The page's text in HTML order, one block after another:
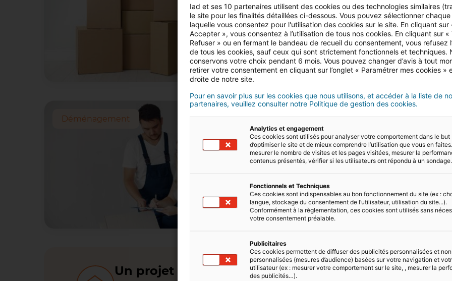
Le soin apporté à la confection et au
partie la facilité de votre déménagement.
Comment répartir les poids de façon
18/08/2021 4 minute(s) de lecture
Déménagement Combien de temps pour
81 % des déménagements sont vécus dans
l’expérience plus sereine, la préparation et
Mais combien de temps pour préparer un
14/06/2021 4 minute(s) de lecture
Un projet d'achat ?
Iad et ses 10 partenaires utilisent des cookies ou des technologies similaires
le site pour les finalités détaillées ci-dessous. Vous pouvez sélectionner
laquelle vous consentez pour l'utilisation des cookies sur le site. En cliquant sur
Accepter », vous consentez à l’utilisation de tous nos cookies. En cliquant sur «
Refuser » ou en fermant le bandeau de recueil du consentement, vous refusez
de tous les cookies, sauf ceux qui sont strictement fonctionnels et techniques.
conservons votre choix pendant 6 mois. Vous pouvez changer d’avis à tout
retirer votre consentement en cliquant sur l’onglet « Paramétrer mes cookies »
droite de notre site.
Pour en savoir plus sur les cookies que nous utilisons, et accéder à la liste de
partenaires, veuillez consulter notre Politique de gestion des cookies.
Analytics et engagement
Ces cookies sont utilisés pour analyser votre comportement dans le but
d’optimiser le site et de mieux comprendre l’utilisation que vous en
mesurer le nombre de visites et les pages visitées, mesurer la
contenus présentés, vérifier si les utilisateurs ont répondu à un
Fonctionnels et Techniques
Ces cookies sont indispensables au bon fonctionnement du site (ex :
langue, stockage du consentement de l’utilisateur, utilisation du site...).
Conformément à la règlementation, ces cookies sont utilisés sans
votre consentement préalable.
Publicitaires
Ces cookies permettent de diffuser des publicités personnalisées et
personnalisées (mesures d’audience) basées sur votre navigation et
utilisateur (ex : mesurer votre comportement sur le site, , mesurer la
des publicités…).